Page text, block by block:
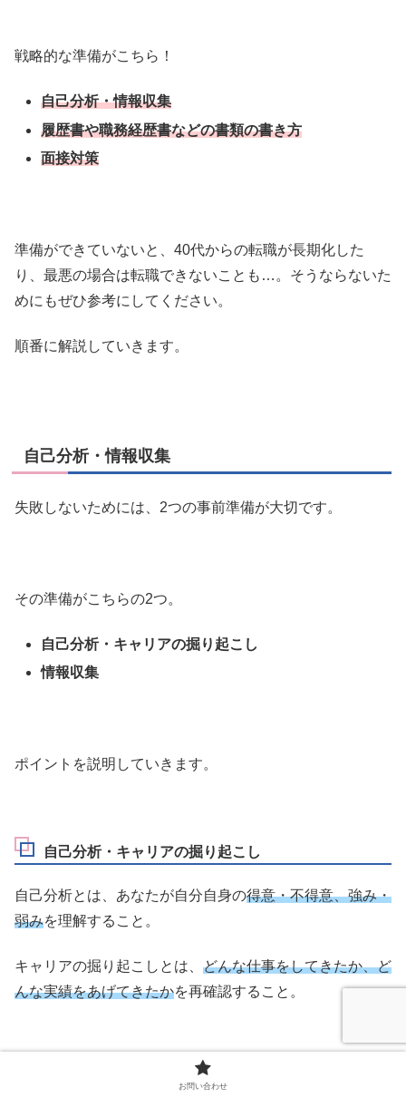
戦略的な準備がこちら！
自己分析・情報収集
履歴書や職務経歴書などの書類の書き方
面接対策
準備ができていないと、40代からの転職が長期化した
り、最悪の場合は転職できないことも…。そうならないた
めにもぜひ参考にしてください。
順番に解説していきます。
自己分析・情報収集
失敗しないためには、2つの事前準備が大切です。
その準備がこちらの2つ。
自己分析・キャリアの掘り起こし
情報収集
ポイントを説明していきます。
自己分析・キャリアの掘り起こし
自己分析とは、あなたが自分自身の得意・不得意、強み・
弱みを理解すること。
キャリアの掘り起こしとは、 どんな仕事をしてきたか、ど
んな実績をあげてきたかを再確認すること。
40代はこの2つをやらない人が多いです。
お問い合わせ